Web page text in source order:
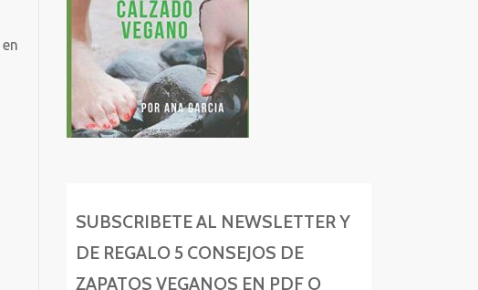
SUBSCRIBETE AL NEWSLETTER Y
DE REGALO 5 CONSEJOS DE
ZAPATOS VEGANOS EN PDF O